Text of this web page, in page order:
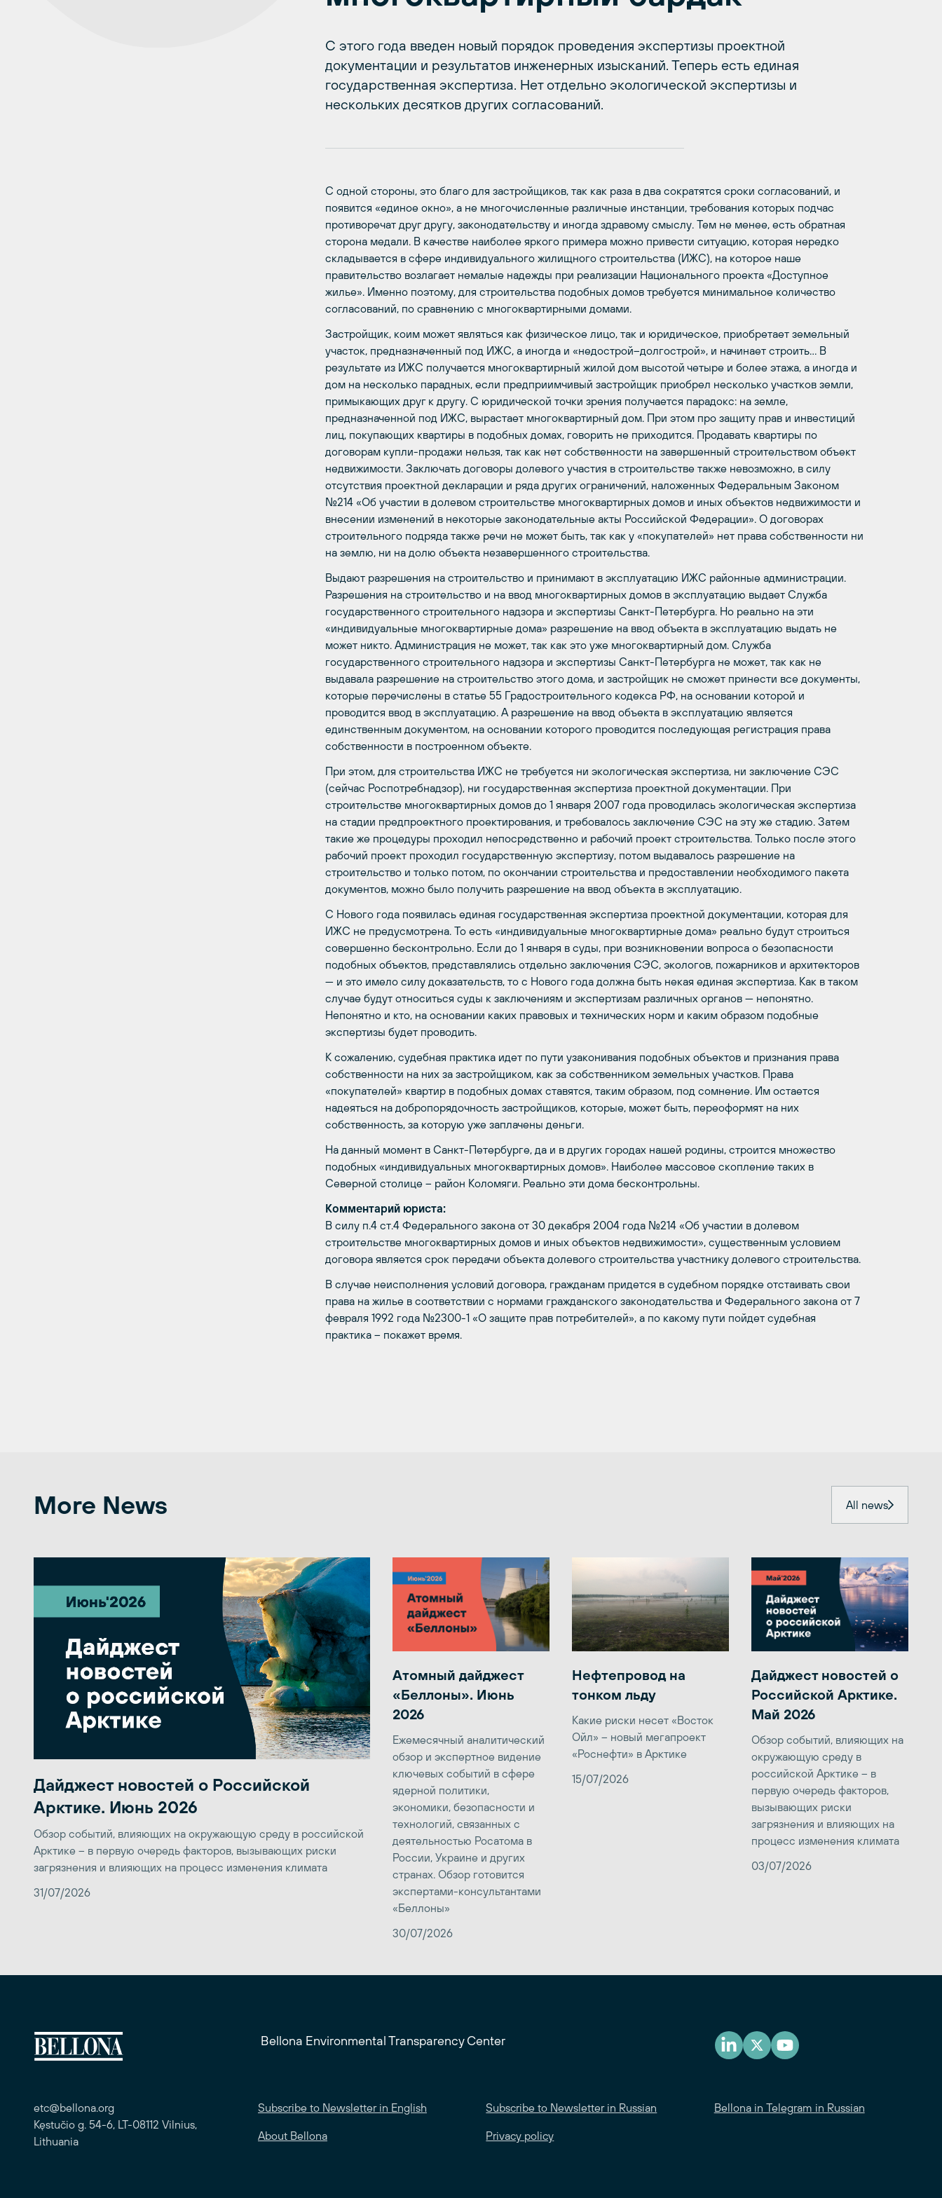
С этого года введен новый порядок проведения экспертизы проектной
документации и результатов инженерных изысканий. Теперь есть единая
государственная экспертиза. Нет отдельно экологической экспертизы и
нескольких десятков других согласований.
С одной стороны, это благо для застройщиков, так как раза в два сократятся сроки согласований, и
появится «единое окно», а не многочисленные различные инстанции, требования которых подчас
противоречат друг другу, законодательству и иногда здравому смыслу. Тем не менее, есть обратная
сторона медали. В качестве наиболее яркого примера можно привести ситуацию, которая нередко
складывается в сфере индивидуального жилищного строительства (ИЖС), на которое наше
правительство возлагает немалые надежды при реализации Национального проекта «Доступное
жилье». Именно поэтому, для строительства подобных домов требуется минимальное количество
согласований, по сравнению с многоквартирными домами.
Застройщик, коим может являться как физическое лицо, так и юридическое, приобретает земельный
участок, предназначенный под ИЖС, а иногда и «недострой–долгострой», и начинает строить… В
результате из ИЖС получается многоквартирный жилой дом высотой четыре и более этажа, а иногда и
дом на несколько парадных, если предприимчивый застройщик приобрел несколько участков земли,
примыкающих друг к другу. С юридической точки зрения получается парадокс: на земле,
предназначенной под ИЖС, вырастает многоквартирный дом. При этом про защиту прав и инвестиций
лиц, покупающих квартиры в подобных домах, говорить не приходится. Продавать квартиры по
договорам купли-продажи нельзя, так как нет собственности на завершенный строительством объект
недвижимости. Заключать договоры долевого участия в строительстве также невозможно, в силу
отсутствия проектной декларации и ряда других ограничений, наложенных Федеральным Законом
№214 «Об участии в долевом строительстве многоквартирных домов и иных объектов недвижимости и
внесении изменений в некоторые законодательные акты Российской Федерации». О договорах
строительного подряда также речи не может быть, так как у «покупателей» нет права собственности ни
на землю, ни на долю объекта незавершенного строительства.
Выдают разрешения на строительство и принимают в эксплуатацию ИЖС районные администрации.
Разрешения на строительство и на ввод многоквартирных домов в эксплуатацию выдает Служба
государственного строительного надзора и экспертизы Санкт-Петербурга. Но реально на эти
«индивидуальные многоквартирные дома» разрешение на ввод объекта в эксплуатацию выдать не
может никто. Администрация не может, так как это уже многоквартирный дом. Служба
государственного строительного надзора и экспертизы Санкт-Петербурга не может, так как не
выдавала разрешение на строительство этого дома, и застройщик не сможет принести все документы,
которые перечислены в статье 55 Градостроительного кодекса РФ, на основании которой и
проводится ввод в эксплуатацию. А разрешение на ввод объекта в эксплуатацию является
единственным документом, на основании которого проводится последующая регистрация права
собственности в построенном объекте.
При этом, для строительства ИЖС не требуется ни экологическая экспертиза, ни заключение СЭС
(сейчас Роспотребнадзор), ни государственная экспертиза проектной документации. При
строительстве многоквартирных домов до 1 января 2007 года проводилась экологическая экспертиза
на стадии предпроектного проектирования, и требовалось заключение СЭС на эту же стадию. Затем
такие же процедуры проходил непосредственно и рабочий проект строительства. Только после этого
рабочий проект проходил государственную экспертизу, потом выдавалось разрешение на
строительство и только потом, по окончании строительства и предоставлении необходимого пакета
документов, можно было получить разрешение на ввод объекта в эксплуатацию.
С Нового года появилась единая государственная экспертиза проектной документации, которая для
ИЖС не предусмотрена. То есть «индивидуальные многоквартирные дома» реально будут строиться
совершенно бесконтрольно. Если до 1 января в суды, при возникновении вопроса о безопасности
подобных объектов, представлялись отдельно заключения СЭС, экологов, пожарников и архитекторов
— и это имело силу доказательств, то с Нового года должна быть некая единая экспертиза. Как в таком
случае будут относиться суды к заключениям и экспертизам различных органов — непонятно.
Непонятно и кто, на основании каких правовых и технических норм и каким образом подобные
экспертизы будет проводить.
К сожалению, судебная практика идет по пути узаконивания подобных объектов и признания права
собственности на них за застройщиком, как за собственником земельных участков. Права
«покупателей» квартир в подобных домах ставятся, таким образом, под сомнение. Им остается
надеяться на добропорядочность застройщиков, которые, может быть, переоформят на них
собственность, за которую уже заплачены деньги.
На данный момент в Санкт-Петербурге, да и в других городах нашей родины, строится множество
подобных «индивидуальных многоквартирных домов». Наиболее массовое скопление таких в
Северной столице – район Коломяги. Реально эти дома бесконтрольны.
Комментарий юриста:
В силу п.4 ст.4 Федерального закона от 30 декабря 2004 года №214 «Об участии в долевом
строительстве многоквартирных домов и иных объектов недвижимости», существенным условием
договора является срок передачи объекта долевого строительства участнику долевого строительства.
В случае неисполнения условий договора, гражданам придется в судебном порядке отстаивать свои
права на жилье в соответствии с нормами гражданского законодательства и Федерального закона от 7
февраля 1992 года №2300-1 «О защите прав потребителей», а по какому пути пойдет судебная
практика – покажет время.
More News All news
Дайджест новостей о Российской
Арктике. Июнь 2026
Обзор событий, влияющих на окружающую среду в российской
Арктике – в первую очередь факторов, вызывающих риски
загрязнения и влияющих на процесс изменения климата
31/07/2026
Атомный дайджест
«Беллоны». Июнь
2026
Ежемесячный аналитический
обзор и экспертное видение
ключевых событий в сфере
ядерной политики,
экономики, безопасности и
технологий, связанных с
деятельностью Росатома в
России, Украине и других
странах. Обзор готовится
экспертами-консультантами
«Беллоны»
30/07/2026
Нефтепровод на
тонком льду
Какие риски несет «Восток
Ойл» – новый мегапроект
«Роснефти» в Арктике
15/07/2026
Дайджест новостей о
Российской Арктике.
Май 2026
Обзор событий, влияющих на
окружающую среду в
российской Арктике – в
первую очередь факторов,
вызывающих риски
загрязнения и влияющих на
процесс изменения климата
03/07/2026
Bellona Environmental Transparency Center
etc@bellona.org
Kęstučio g. 54-6, LT-08112 Vilnius,
Lithuania
Subscribe to Newsletter in English Subscribe to Newsletter in Russian Bellona in Telegram in Russian
About Bellona Privacy policy